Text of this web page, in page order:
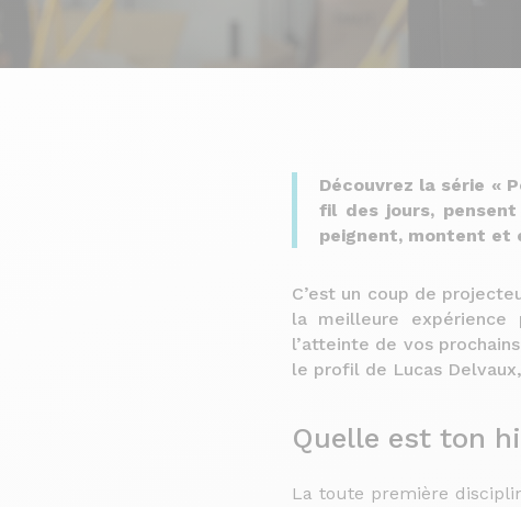
Découvrez la série «
fil des jours,
peignent, montent et
C’est un coup de
la meilleure expérience
l’atteinte de vos
le profil de Lucas
Quelle est ton
La toute première